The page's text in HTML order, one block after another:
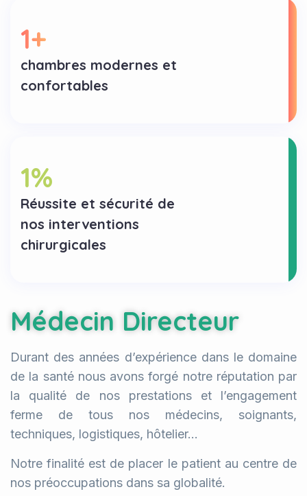
1+
chambres modernes et
confortables
1%
Réussite et sécurité de
nos interventions
chirurgicales
Médecin Directeur
Durant des années d’expérience dans le domaine
de la santé nous avons forgé notre réputation par
la qualité de nos prestations et l’engagement
ferme de tous nos médecins, soignants,
techniques, logistiques, hôtelier…
Notre finalité est de placer le patient au centre de
nos préoccupations dans sa globalité.